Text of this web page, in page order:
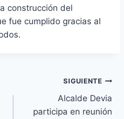
construcción del
fue cumplido gracias al
SIGUIENTE
Alcalde Devia
participa en reunión